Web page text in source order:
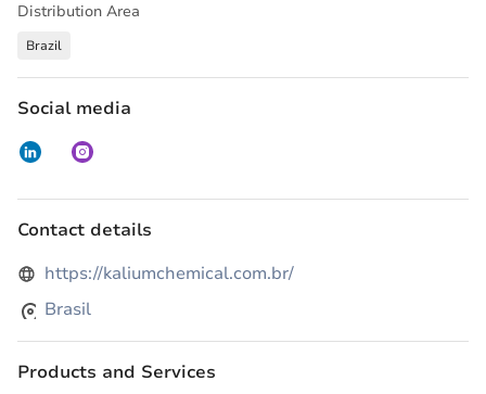
Distribution Area
Brazil
Social media
Contact details
https://kaliumchemical.com.br/
Brasil
Products and Services